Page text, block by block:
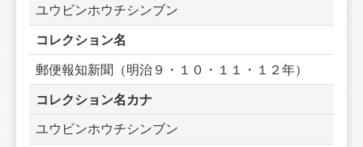
ユウビンホウチシンブン
コレクション名
郵便報知新聞（明治９・１０・１１・１２年）
コレクション名カナ
ユウビンホウチシンブン